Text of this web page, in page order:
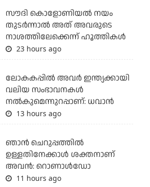
സൗദി കൊളോണിയല്‍ നയം
തുടര്‍ന്നാല്‍ അത് അവരുടെ
നാശത്തിലേക്കെന്ന് ഹൂത്തികള്‍
23 hours ago
ലോകകപ്പിൽ അവര്‍ ഇന്ത്യക്കായി
വലിയ സംഭാവനകള്‍
നല്‍കുമെന്നുറപ്പാണ്: ധവാന്‍
13 hours ago
ഞാന്‍ ചെറുപ്പത്തില്‍
ഉള്ളതിനേക്കാള്‍ ശക്തനാണ്
അവന്‍: റൊണാള്‍ഡോ
11 hours ago